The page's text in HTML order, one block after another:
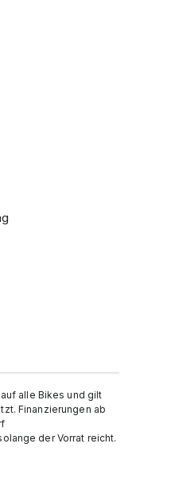
alle Bikes und gilt
Finanzierungen ab
der Vorrat reicht.​